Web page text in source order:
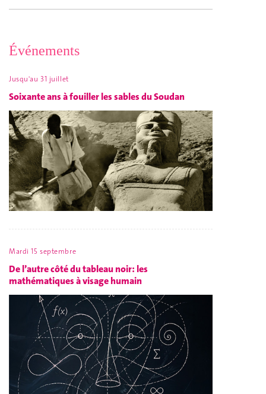
Événements
Jusqu'au 31 juillet
Soixante ans à fouiller les sables du Soudan
Mardi 15 septembre
De l’autre côté du tableau noir: les
mathématiques à visage humain